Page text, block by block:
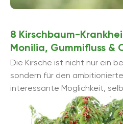
8 Kirschbaum-
Monilia, Gummifluss &
Die Kirsche ist nicht nur ein
sondern für den
interessante Möglichkeit,
ernten. Wie bei vielen